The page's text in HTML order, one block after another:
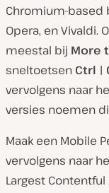
Chromium-based
Opera, en Vivaldi.
meestal bij More
sneltoetsen Ctrl |
vervolgens naar
versies noemen
Maak een Mobile
vervolgens naar
Largest